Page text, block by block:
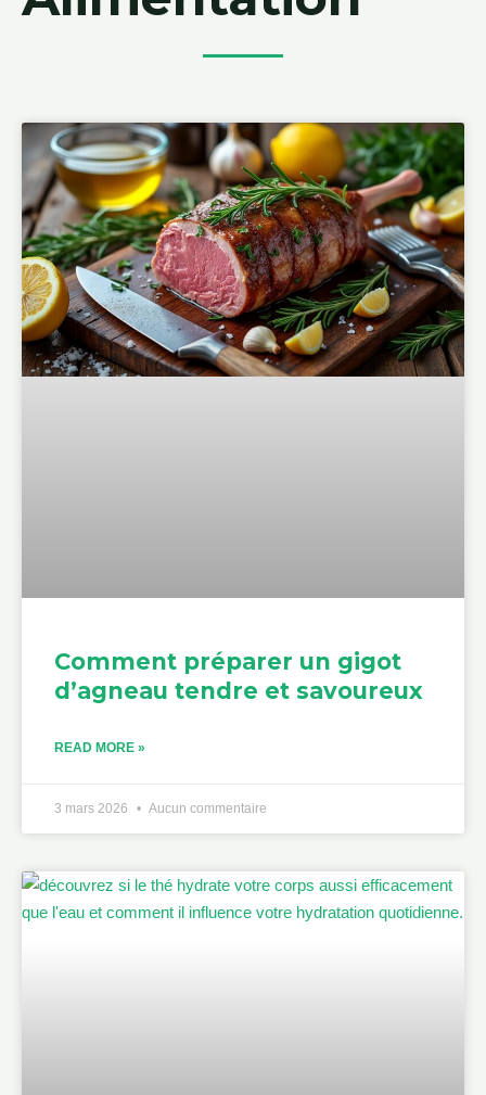
Comment préparer un gigot
d’agneau tendre et savoureux
READ MORE »
3 mars 2026 Aucun commentaire
PagePage PagePagePage